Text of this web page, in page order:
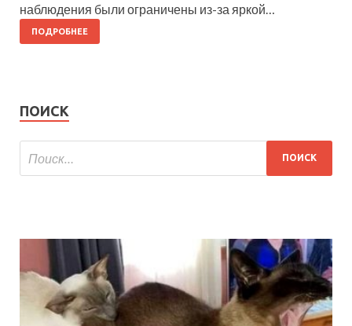
наблюдения были ограничены из-за яркой…
ПОДРОБНЕЕ
ПОИСК